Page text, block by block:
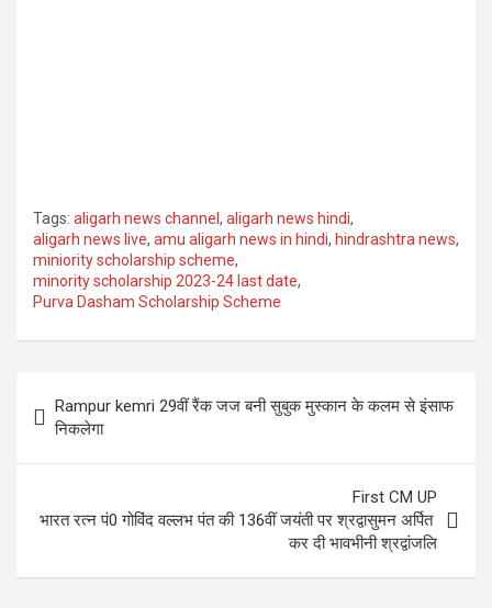
Tags: aligarh news channel , aligarh news hindi,
aligarh news live, amu aligarh news in hindi, hindrashtra news,
miniority scholarship scheme,
minority scholarship 2023-24 last date,
Purva Dasham Scholarship Scheme
navigation
Rampur kemri 29वीं रैंक जज बनी सुबुक मुस्कान के कलम से इंसाफ
निकलेगा
First CM UP
भारत रत्न पं0 गोविंद वल्लभ पंत की 136वीं जयंती पर श्रद्वासुमन अर्पित
कर दी भावभीनी श्रद्वांजलि